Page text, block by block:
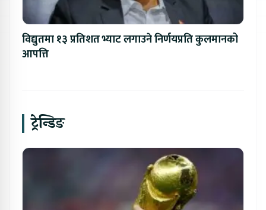
विद्युतमा १३ प्रतिशत भ्याट लगाउने निर्णयप्रति कुलमानको
आपत्ति
ट्रेन्डिङ